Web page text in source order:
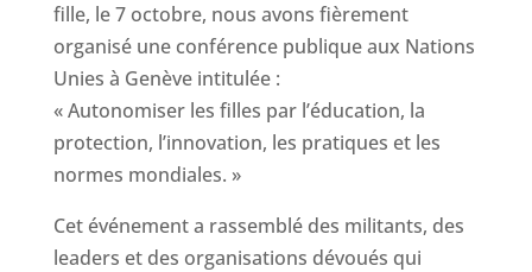
fille, le 7 octobre, nous avons fièrement
organisé une conférence publique aux Nations
Unies à Genève intitulée :
« Autonomiser les filles par l’éducation, la
protection, l’innovation, les pratiques et les
normes mondiales. »
Cet événement a rassemblé des militants, des
leaders et des organisations dévoués qui